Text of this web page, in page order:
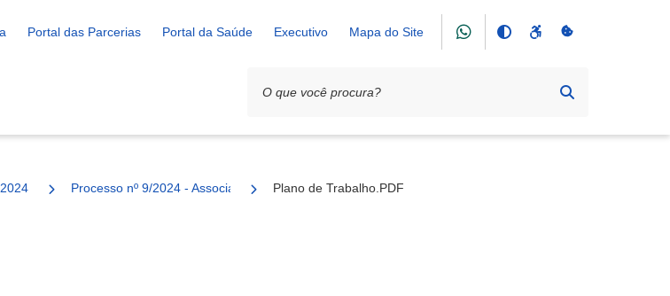
Portal das Parcerias Portal da Saúde Executivo Mapa do Site
2024 Processo nº 9/2024 - Associação dos Amigos de Deus em Cristo
Plano de Trabalho.PDF